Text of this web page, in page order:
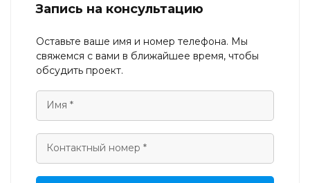
Запись на консультацию
Оставьте ваше имя и номер телефона. Мы
свяжемся с вами в ближайшее время, чтобы
обсудить проект.